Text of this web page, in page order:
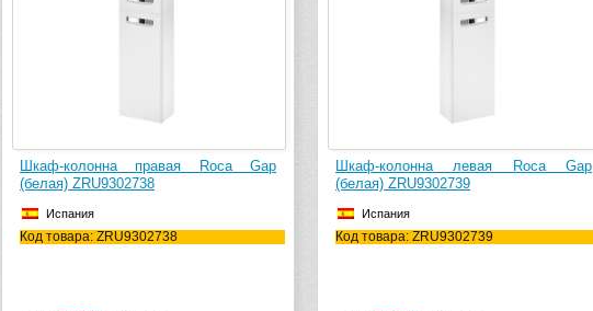
Шкаф-колонна правая Roca Gap
(белая) ZRU9302738
Испания
Код товара: ZRU9302738
Шкаф-колонна левая Roca Gap
(белая) ZRU9302739
Испания
Код товара: ZRU9302739